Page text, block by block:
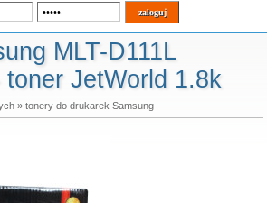
MLT-D111L
toner JetWorld 1.8k
» tonery do drukarek Samsung